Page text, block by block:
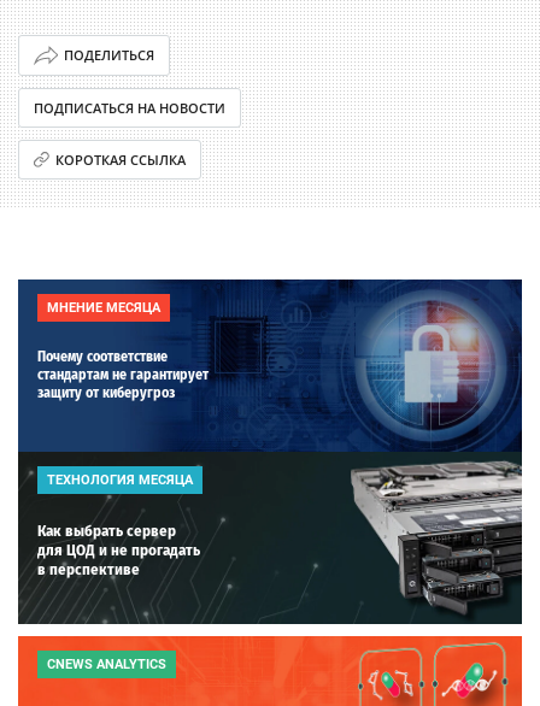
ПОДЕЛИТЬСЯ
ПОДПИСАТЬСЯ НА НОВОСТИ
КОРОТКАЯ ССЫЛКА
МНЕНИЕ МЕСЯЦА
Почему соответствие
стандартам не гарантирует
защиту от киберугроз
ТЕХНОЛОГИЯ МЕСЯЦА
Как выбрать сервер
для ЦОД и не прогадать
в перспективе
CNEWS ANALYTICS